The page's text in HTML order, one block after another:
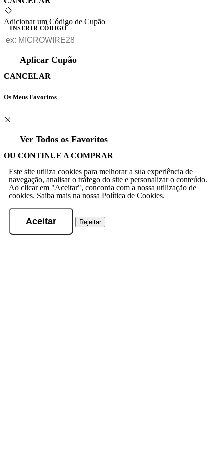
Adicionar um Código de Cupão
INSERIR CÓDIGO
Aplicar Cupão
CANCELAR
Os Meus Favoritos
Ver Todos os Favoritos
OU CONTINUE A COMPRAR
Este site utiliza cookies para melhorar a sua experiência de
navegação, analisar o tráfego do site e personalizar o conteúdo.
Ao clicar em "Aceitar", concorda com a nossa utilização de
cookies. Saiba mais na nossa Política de Cookies.
Aceitar Rejeitar